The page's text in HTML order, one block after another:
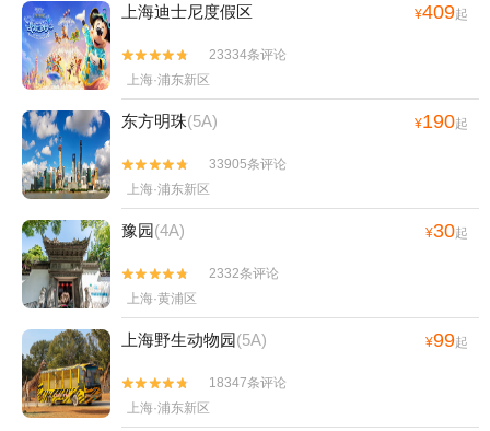
上海迪士尼度假区 ¥409起


23334条评论
上海·浦东新区
东方明珠(5A) ¥190起


33905条评论
上海·浦东新区
豫园(4A) ¥30起


2332条评论
上海·黄浦区
上海野生动物园(5A) ¥99起


18347条评论
上海·浦东新区